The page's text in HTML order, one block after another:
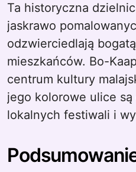
Ta historyczna
jaskrawo
odzwierciedlają
mieszkańców. Bo-
centrum kultury
jego kolorowe ulice są
lokalnych festiwali i